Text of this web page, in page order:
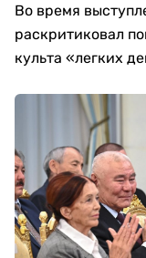
Во время
раскритиковал
культа «легких